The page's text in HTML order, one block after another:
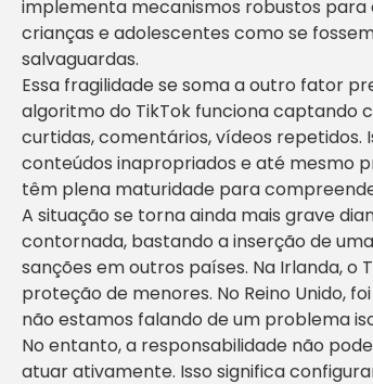
implementa mecanismos robustos
crianças e adolescentes como se
salvaguardas.
Essa fragilidade se soma a outro fator
algoritmo do TikTok funciona
curtidas, comentários, vídeos repetidos.
conteúdos inapropriados e até mesmo
têm plena maturidade para
A situação se torna ainda mais grave
contornada, bastando a inserção de
sanções em outros países. Na Irlanda,
proteção de menores. No Reino Unido,
não estamos falando de um problema
No entanto, a responsabilidade não
atuar ativamente. Isso significa